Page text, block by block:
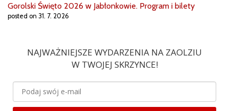
Gorolski Święto 2026 w Jabłonkowie. Program i bilety
posted on 31. 7. 2026
NAJWAŻNIEJSZE WYDARZENIA NA ZAOLZIU
W TWOJEJ SKRZYNCE!